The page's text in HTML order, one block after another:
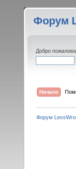
Форум
Добро
Начало
Форум